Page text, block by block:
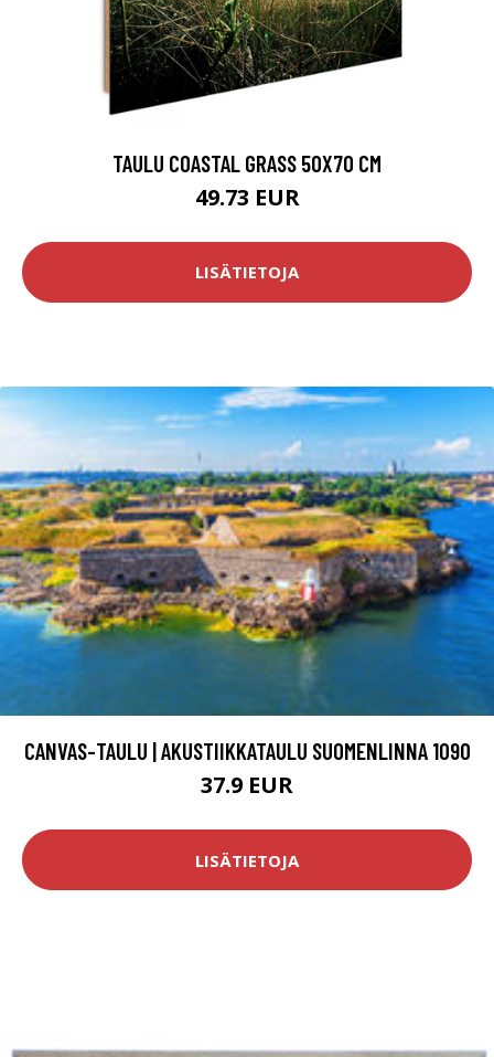
TAULU COASTAL GRASS 50X70 CM
49.73 EUR
LISÄTIETOJA
CANVAS-TAULU | AKUSTIIKKATAULU SUOMENLINNA 1090
37.9 EUR
LISÄTIETOJA